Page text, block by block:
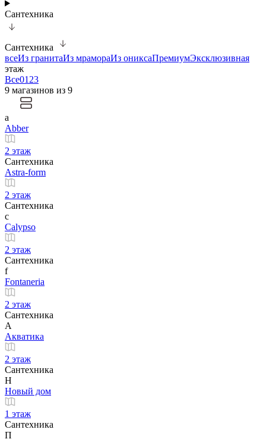
Сантехника
Сантехника
всеИз гранитаИз мрамораИз ониксаПремиумЭксклюзивная
этаж
Все01 23
9 магазинов из 9
a
Abber
2 этаж
Сантехника
Astra-form
2 этаж
Сантехника
c
Calypso
2 этаж
Сантехника
f
Fontaneria
2 этаж
Сантехника
А
Акватика
2 этаж
Сантехника
Н
Новый дом
1 этаж
Сантехника
П